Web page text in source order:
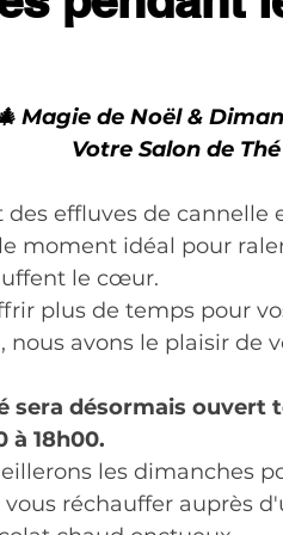
Magie de Noël &
Votre Salon de
effluves de cannelle
moment idéal pour
le cœur.
de temps pour
nous avons le plaisir de
sera désormais ouvert
à 18h00.
les dimanches
réchauffer auprès